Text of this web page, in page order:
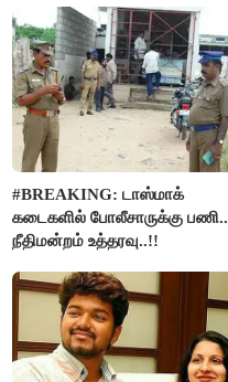
#BREAKING: டாஸ்மாக்
கடைகளில் போலீசாருக்கு பணி..
நீதிமன்றம் உத்தரவு..!!